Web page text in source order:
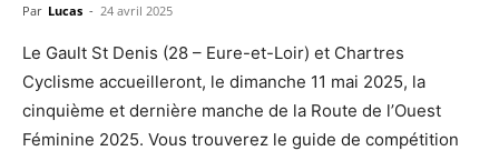
Par Lucas - 24 avril 2025
Le Gault St Denis (28 – Eure-et-Loir) et Chartres
Cyclisme accueilleront, le dimanche 11 mai 2025, la
cinquième et dernière manche de la Route de l’Ouest
Féminine 2025. Vous trouverez le guide de compétition